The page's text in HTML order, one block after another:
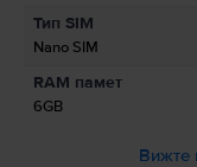
Информация относно
свързани с продукта.
Тип SIM
Nano SIM
RAM памет
6GB
Вижте